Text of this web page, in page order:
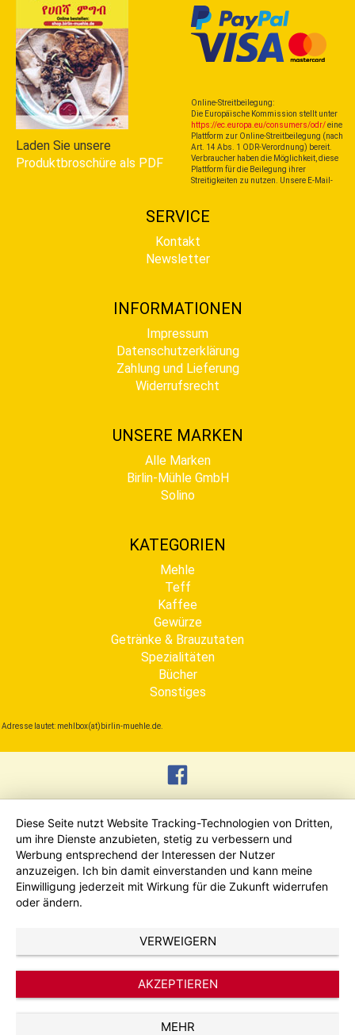
Laden Sie unsere
Produktbroschüre als PDF
SERVICE
Kontakt
Newsletter
INFORMATIONEN
Impressum
Datenschutzerklärung
Zahlung und Lieferung
Widerrufsrecht
UNSERE MARKEN
Alle Marken
Birlin-Mühle GmbH
Solino
KATEGORIEN
Mehle
Teff
Kaffee
Gewürze
Getränke & Brauzutaten
Spezialitäten
Bücher
Sonstiges
Online-Streitbeilegung:
Die Europäische Kommission stellt unter
https://ec.europa.eu/consumers/odr/eine
Plattform zur Online-Streitbeilegung (nach
Art. 14 Abs. 1 ODR-Verordnung) bereit.
Verbraucher haben die Möglichkeit, diese
Plattform für die Beilegung ihrer
Streitigkeiten zu nutzen. Unsere E-Mail-
Adresse lautet: mehlbox(at)birlin-muehle.de.
Diese Seite nutzt Website Tracking-Technologien von Dritten,
um ihre Dienste anzubieten, stetig zu verbessern und
Werbung entsprechend der Interessen der Nutzer
anzuzeigen. Ich bin damit einverstanden und kann meine
Einwilligung jederzeit mit Wirkung für die Zukunft widerrufen
oder ändern.
VERWEIGERN
AKZEPTIEREN
MEHR